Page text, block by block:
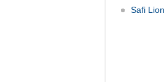
Safi